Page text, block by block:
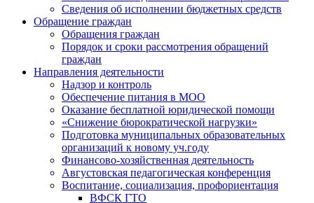
Сведения об исполнении бюджетных средств
Обращение граждан
Обращения граждан
Порядок и сроки рассмотрения обращений
граждан
Направления деятельности
Надзор и контроль
Обеспечение питания в МОО
Оказание бесплатной юридической помощи
«Снижение бюрократической нагрузки»
Подготовка муниципальных образовательных
организаций к новому уч.году
Финансово-хозяйственная деятельность
Августовская педагогическая конференция
Воспитание, социализация, профориентация
ВФСК ГТО